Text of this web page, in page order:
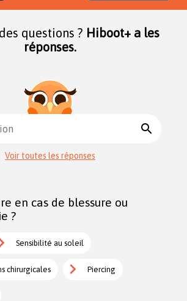
questions ? Hiboot+ a les
réponses.
search
Voir toutes les réponses
en cas de blessure ou
?
Sensibilité au soleil
chirurgicales Piercing